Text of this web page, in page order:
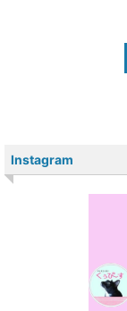
Instagram